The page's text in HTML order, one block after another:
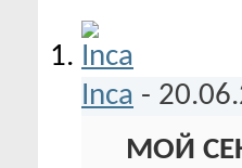
Inca -
МОЙ